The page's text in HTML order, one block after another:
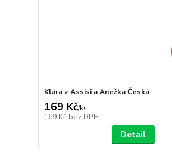
Klára z Assisi a Anežka Česká
169 Kč/ks
169 Kč bez DPH
Detail